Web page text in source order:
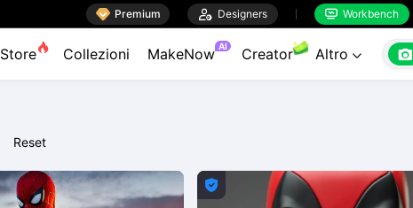
 Premium  Designers  Workbench
Store Collezioni MakeNow AI Creator Altro  
Reset
